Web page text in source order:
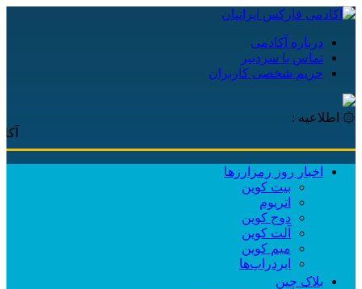
درباره آکادمی
تماس با سردبیر
حریم شخصی کاربران
۞ اطلاعیه :
آکادمی
اخبار روز رمزارزها
بیت کوین
اتریوم
دوج کوین
آلت کوین
میم کوین‌
ایردراپ‌ها
بلاک چین